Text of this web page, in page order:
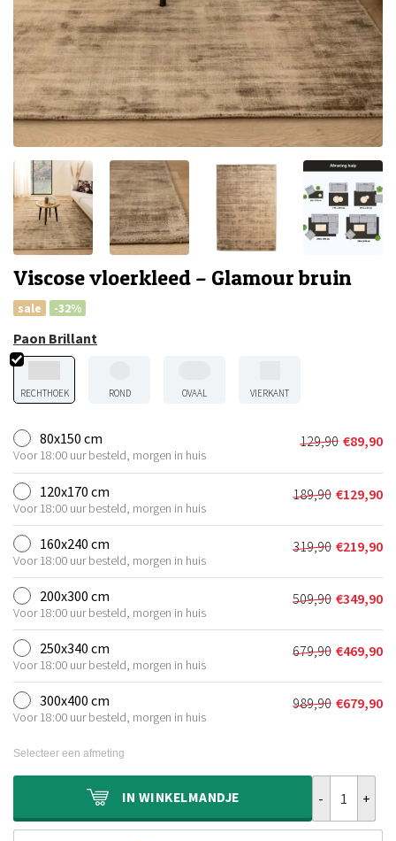
Viscose vloerkleed – Glamour bruin
sale -32%
Paon Brillant
RECHTHOEK ROND OVAAL VIERKANT
80x150 cm
Voor 18:00 uur besteld, morgen in huis
129,90
prijs
was:
€129,90.
€89,90
Huidige
prijs
is:
€89,90.
120x170 cm
Voor 18:00 uur besteld, morgen in huis
189,90
prijs
was:
€189,90.
€129,90
Huidige
prijs
is:
€129,90.
160x240 cm
Voor 18:00 uur besteld, morgen in huis
319,90
prijs
was:
€319,90.
€219,90
Huidige
prijs
is:
€219,90.
200x300 cm
Voor 18:00 uur besteld, morgen in huis
509,90
prijs
was:
€509,90.
€349,90
Huidige
prijs
is:
€349,90.
250x340 cm
Voor 18:00 uur besteld, morgen in huis
679,90
prijs
was:
€679,90.
€469,90
Huidige
prijs
is:
€469,90.
300x400 cm
Voor 18:00 uur besteld, morgen in huis
989,90 €679,90
Huidige
Selecteer een afmeting
IN WINKELMANDJE